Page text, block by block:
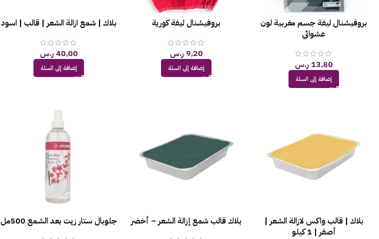
بروفيشنال ليفة جسم مغربية لون
عشوائي
13,80 ر.س
إضافة إلى السلة
بروفيشنال ليفة كورية
9,20ر.س
إضافة إلى السلة
بلاك | شمع ازالة الشعر | قالب | اسود
40,00ر.س
إضافة إلى السلة
بلاك | قالب واكس لازالة الشعر |
أصفر | 1 كيلو
بلاك قالب شمع إزالة الشعر – أخضر جلوبال ستار زيت بعد الشمع 500مل